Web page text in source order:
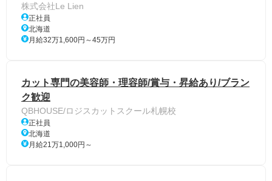
株式会社Le Lien
正社員
北海道
月給32万1,600円～45万円
カット専門の美容師・理容師/賞与・昇給あり/ブラン
ク歓迎
QBHOUSE/ロジスカットスクール札幌校
正社員
北海道
月給21万1,000円～